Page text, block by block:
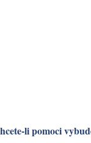
li pomoci